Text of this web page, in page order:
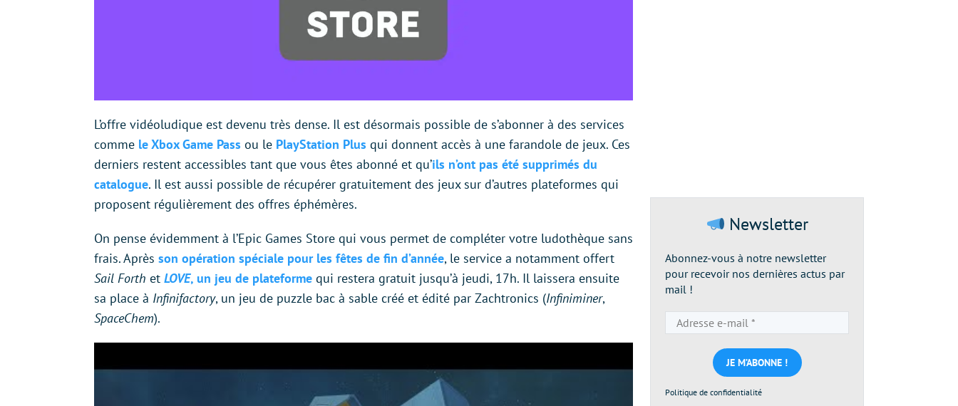
L’offre vidéoludique est devenu très dense. Il est désormais possible de s’abonner à des services
comme le Xbox Game Pass ou le PlayStation Plus qui donnent accès à une farandole de jeux. Ces
derniers restent accessibles tant que vous êtes abonné et qu’ils n’ont pas été supprimés du
catalogue. Il est aussi possible de récupérer gratuitement des jeux sur d’autres plateformes qui
proposent régulièrement des offres éphémères.
On pense évidemment à l’Epic Games Store qui vous permet de compléter votre ludothèque sans
frais. Après son opération spéciale pour les fêtes de fin d’année, le service a notamment offert
Sail Forth et LOVE, un jeu de plateforme qui restera gratuit jusqu’à jeudi, 17h. Il laissera ensuite
sa place à Infinifactory, un jeu de puzzle bac à sable créé et édité par Zachtronics (Infiniminer,
SpaceChem).
Newsletter
Abonnez-vous à notre newsletter
pour recevoir nos dernières actus par
mail !
e-
mail
*
Politique de confidentialité